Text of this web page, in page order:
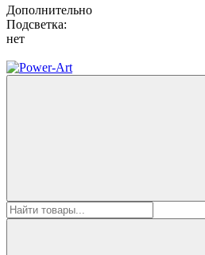
Дополнительно
Подсветка:
нет